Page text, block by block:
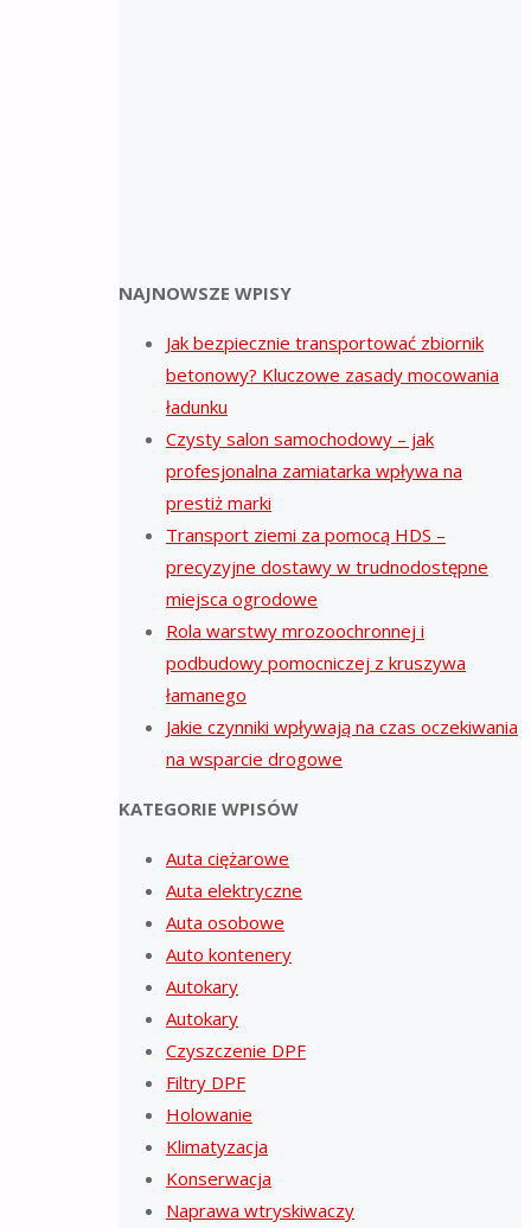
NAJNOWSZE WPISY
Jak bezpiecznie transportować zbiornik
betonowy? Kluczowe zasady mocowania
ładunku
Czysty salon samochodowy – jak
profesjonalna zamiatarka wpływa na
prestiż marki
Transport ziemi za pomocą HDS –
precyzyjne dostawy w trudnodostępne
miejsca ogrodowe
Rola warstwy mrozoochronnej i
podbudowy pomocniczej z kruszywa
łamanego
Jakie czynniki wpływają na czas oczekiwania
na wsparcie drogowe
KATEGORIE WPISÓW
Auta ciężarowe
Auta elektryczne
Auta osobowe
Auto kontenery
Autokary
Autokary
Czyszczenie DPF
Filtry DPF
Holowanie
Klimatyzacja
Konserwacja
Naprawa wtryskiwaczy